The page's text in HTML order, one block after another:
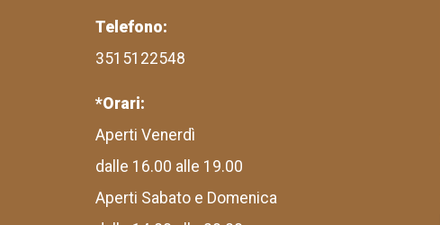
Telefono:
3515122548
*Orari:
Aperti Venerdì
dalle 16.00 alle 19.00
Aperti Sabato e Domenica